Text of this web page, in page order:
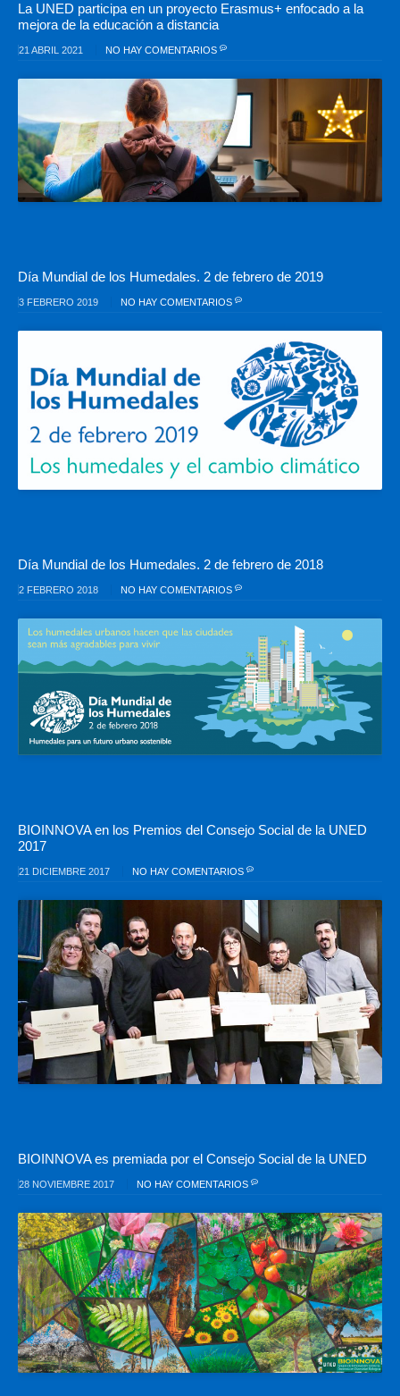
La UNED participa en un proyecto Erasmus+ enfocado a la
mejora de la educación a distancia
21 ABRIL 2021 NO HAY COMENTARIOS
Día Mundial de los Humedales. 2 de febrero de 2019
3 FEBRERO 2019 NO HAY COMENTARIOS
Día Mundial de los Humedales. 2 de febrero de 2018
2 FEBRERO 2018 NO HAY COMENTARIOS
BIOINNOVA en los Premios del Consejo Social de la UNED
2017
21 DICIEMBRE 2017 NO HAY COMENTARIOS
BIOINNOVA es premiada por el Consejo Social de la UNED
28 NOVIEMBRE 2017 NO HAY COMENTARIOS